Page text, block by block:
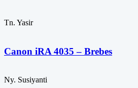
Tn. Yasir
Canon iRA 4035 – Brebes
Ny. Susiyanti